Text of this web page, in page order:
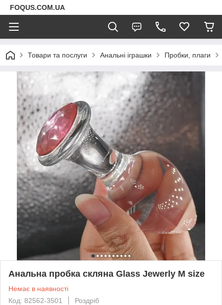
FOQUS.COM.UA
Товари та послуги Анальні іграшки Пробки, плаги
Анальна пробка скляна Glass Jewerly M size
Немає в наявності
Код: 82562-3501
Роздріб